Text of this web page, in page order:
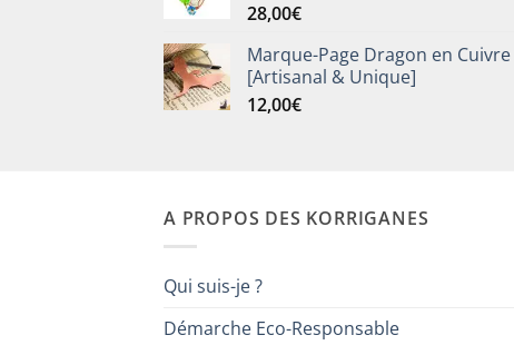
28,00€
Marque-Page Dragon en Cuivre
[Artisanal & Unique]
12,00€
A PROPOS DES KORRIGANES
Qui suis-je ?
Démarche Eco-Responsable